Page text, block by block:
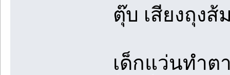
ตุ๊บ เสียงถุง
เด็กแว่นทำต